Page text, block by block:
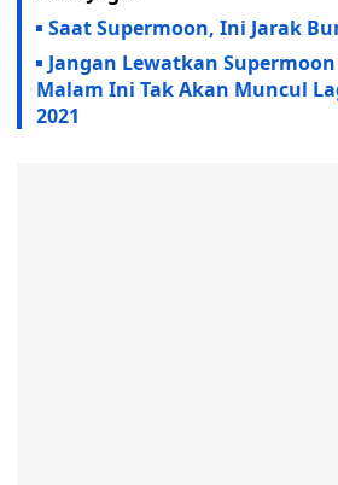
Saat Supermoon, Ini Jarak
Jangan Lewatkan
Malam Ini Tak Akan Muncul
2021